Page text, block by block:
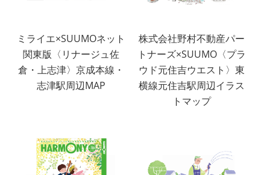
ミライエ×SUUMOネット
関東版〈リナージュ佐
倉・上志津〉京成本線・
志津駅周辺MAP
株式会社野村不動産パー
トナーズ×SUUMO〈プラ
ウド元住吉ウエスト〉東
横線元住吉駅周辺イラス
トマップ